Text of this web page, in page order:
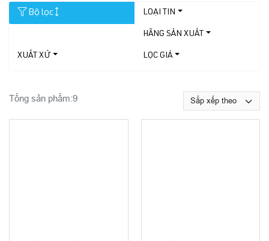
Bộ lọc LOẠI TIN
HÃNG SẢN XUẤT
XUẤT XỨ LỌC GIÁ
Tổng sản phẩm:9